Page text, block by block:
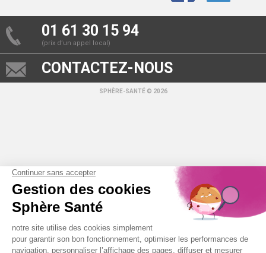
01 61 30 15 94
(prix d’un appel local)
CONTACTEZ-NOUS
SPHÈRE-SANTÉ © 2026